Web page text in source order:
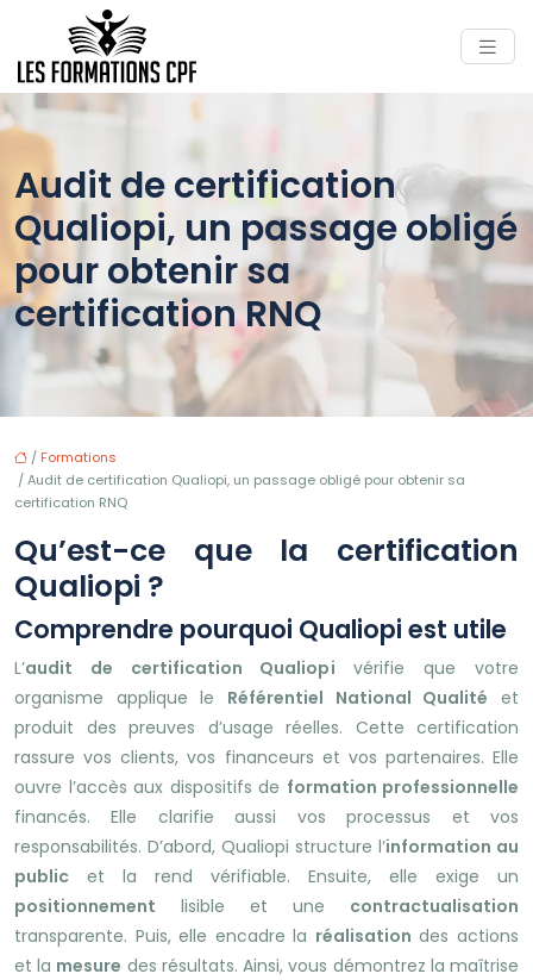
Audit de certification
Qualiopi, un passage obligé
pour obtenir sa
certification RNQ
/ Formations
/ Audit de certification Qualiopi, un passage obligé pour obtenir sa
certification RNQ
Qu’est-ce que la certification
Qualiopi ?
Comprendre pourquoi Qualiopi est utile
L’audit de certification Qualiopi vérifie que votre
organisme applique le Référentiel National Qualité et
produit des preuves d’usage réelles. Cette certification
rassure vos clients, vos financeurs et vos partenaires. Elle
ouvre l’accès aux dispositifs de formation professionnelle
financés. Elle clarifie aussi vos processus et vos
responsabilités. D’abord, Qualiopi structure l’information au
public et la rend vérifiable. Ensuite, elle exige un
positionnement lisible et une contractualisation
transparente. Puis, elle encadre la réalisation des actions
et la mesure des résultats. Ainsi, vous démontrez la maîtrise